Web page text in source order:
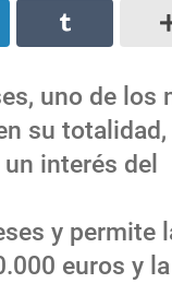
uno de los
su totalidad,
interés del
y permite
euros y la